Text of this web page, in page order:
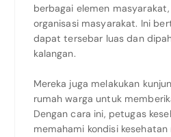
berbagai elemen
organisasi masyarakat. Ini
dapat tersebar luas dan
kalangan.
Mereka juga melakukan
rumah warga untuk
Dengan cara ini, petugas
memahami kondisi